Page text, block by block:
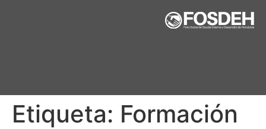
Etiqueta: Formación